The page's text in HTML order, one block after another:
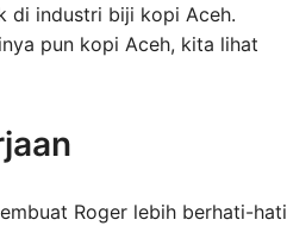
di industri biji kopi Aceh.
pun kopi Aceh, kita lihat
Roger lebih berhati-hati